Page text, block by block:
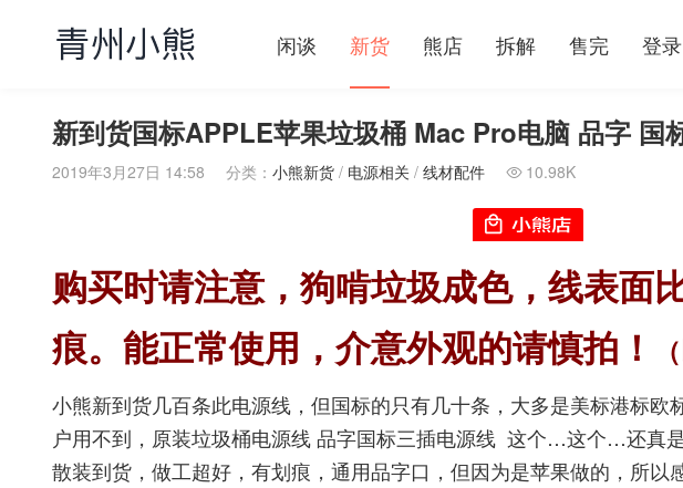
闲谈 新货 熊店 拆解 售完 登录
新到货国标APPLE苹果垃圾桶 Mac Pro电脑 品字 国
2019年3月27日 14:58 分类： 小熊新货 / 电源相关 / 线材配件  10.98K
购买时请注意，狗啃垃圾成色，线表面
痕。能正常使用，介意外观的请慎拍！
小熊新到货几百条此电源线，但国标的只有几十条，大多是美标港标欧
户用不到，原装垃圾桶电源线 品字国标三插电源线 这个…这个…还真
散装到货，做工超好，有划痕，通用品字口，但因为是苹果做的，所以